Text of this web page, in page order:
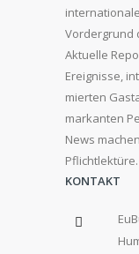
Vordergrund
Aktuelle
Ereignisse,
mierten
markanten
News
Pflichtlektüre.
KONTAKT